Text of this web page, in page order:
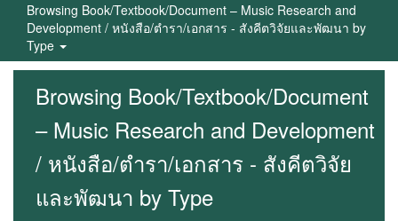
Browsing Book/Textbook/Document – Music Research and
Development / หนังสือ/ตำรา/เอกสาร - สังคีตวิจัยและพัฒนา by
Type
Browsing Book/Textbook/Document
– Music Research and Development
/ หนังสือ/ตำรา/เอกสาร - สังคีตวิจัย
และพัฒนา by Type